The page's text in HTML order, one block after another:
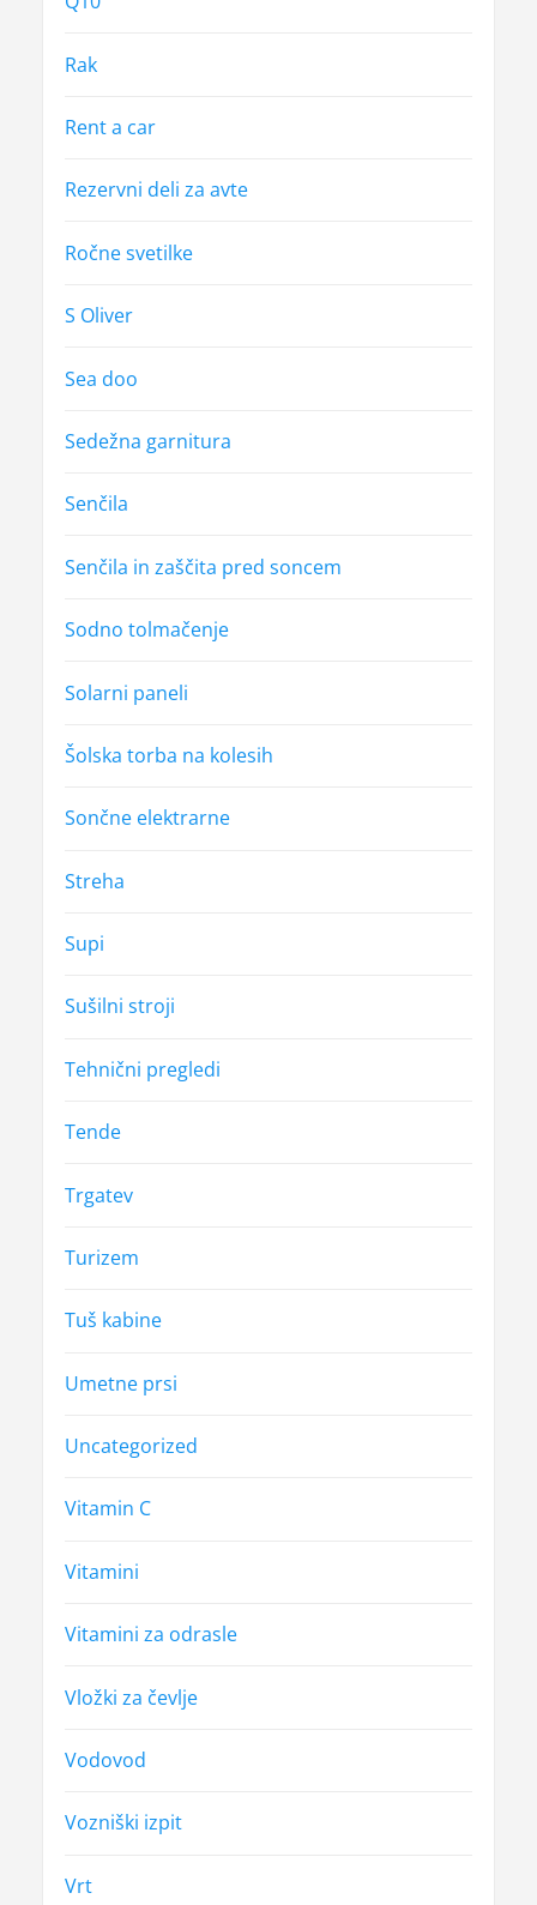
Rak
Rent a car
Rezervni deli za avte
Ročne svetilke
S Oliver
Sea doo
Sedežna garnitura
Senčila
Senčila in zaščita pred soncem
Sodno tolmačenje
Solarni paneli
Šolska torba na kolesih
Sončne elektrarne
Streha
Supi
Sušilni stroji
Tehnični pregledi
Tende
Trgatev
Turizem
Tuš kabine
Umetne prsi
Uncategorized
Vitamin C
Vitamini
Vitamini za odrasle
Vložki za čevlje
Vodovod
Vozniški izpit
Vrt